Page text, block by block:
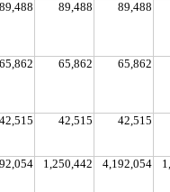
89,488 89,488 89,488
65,862 65,862 65,862
42,515 42,515 42,515
1,250,442 4,192,054